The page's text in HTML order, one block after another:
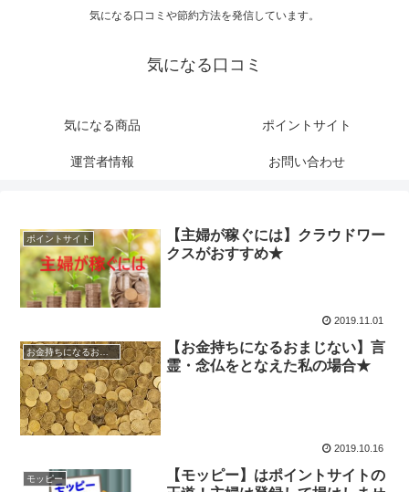
気になる口コミや節約方法を発信しています。
気になる口コミ
気になる商品 ポイントサイト
運営者情報 お問い合わせ
ポイントサイト
【主婦が稼ぐには】クラウドワー
クスがおすすめ★
2019.11.01
お金持ちになるおまじない
【お金持ちになるおまじない】言
霊・念仏をとなえた私の場合★
2019.10.16
モッピー
【モッピー】はポイントサイトの